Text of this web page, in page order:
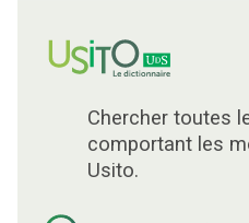
Chercher toutes
comportant les
Usito.